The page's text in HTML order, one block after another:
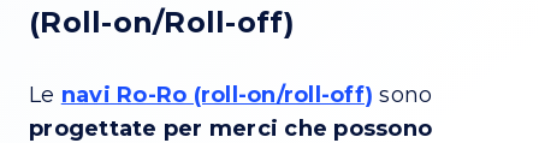
(Roll-on/Roll-off)
Le navi Ro-Ro (roll-on/roll-off) sono
progettate per merci che possono